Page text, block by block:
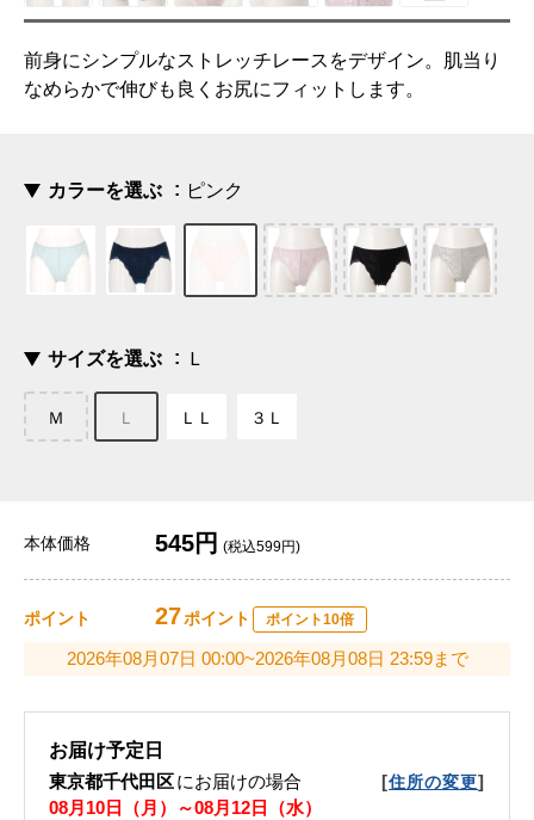
前身にシンプルなストレッチレースをデザイン。肌当り
なめらかで伸びも良くお尻にフィットします。
カラーを選ぶ ピンク
サイズを選ぶ Ｌ
Ｍ Ｌ ＬＬ ３Ｌ
本体価格 545円 (税込599円)
ポイント 27ポイント ポイント10倍
2026年08月07日 00:00~2026年08月08日 23:59まで
お届け予定日
東京都千代田区にお届けの場合 [住所の変更]
08月10日（月）～08月12日（水）